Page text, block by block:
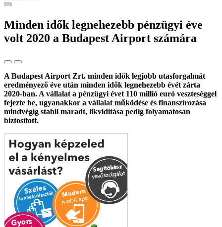
Minden idők legnehezebb pénzügyi éve
volt 2020 a Budapest Airport számára
A Budapest Airport Zrt. minden idők legjobb utasforgalmát
eredményező éve után minden idők legnehezebb évét zárta
2020-ban. A vállalat a pénzügyi évet 110 millió euró veszteséggel
fejezte be, ugyanakkor a vállalat működése és finanszírozása
mindvégig stabil maradt, likviditása pedig folyamatosan
biztosított.